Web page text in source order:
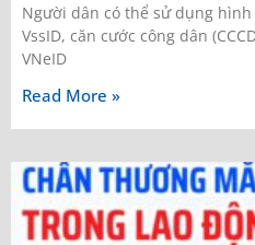
Người dân có thể sử dụng
VssID, căn cước công dân
VNeID
Read More »